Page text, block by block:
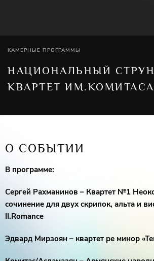
КАМЕРНЫЕ ПРОГРАММЫ
НАЦИОНАЛЬНЫЙ
КВАРТЕТ ИМ.КОМИТАСА
О СОБЫТИИ
В программе:
Сергей Рахманинов – Квартет №1
сочинение для двух скрипок, альта и
II.Romance
Эдвард Мирзоян – квартет ре минор